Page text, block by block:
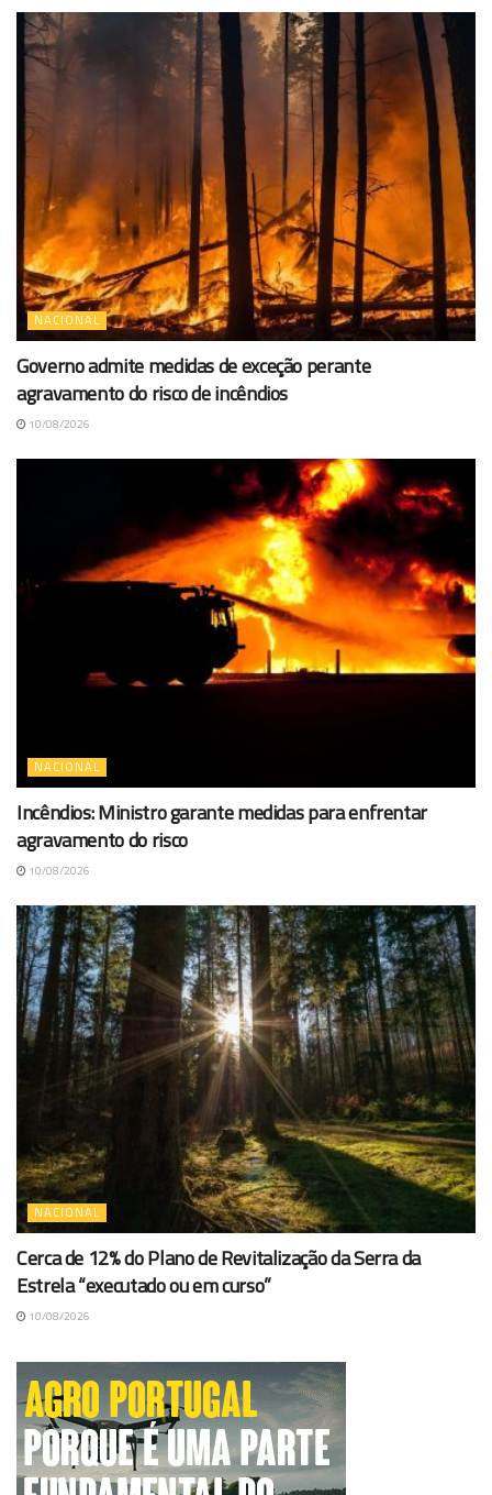
NACIONAL
Governo admite medidas de exceção perante
agravamento do risco de incêndios
10/08/2026
NACIONAL
Incêndios: Ministro garante medidas para enfrentar
agravamento do risco
10/08/2026
NACIONAL
Cerca de 12% do Plano de Revitalização da Serra da
Estrela “executado ou em curso”
10/08/2026